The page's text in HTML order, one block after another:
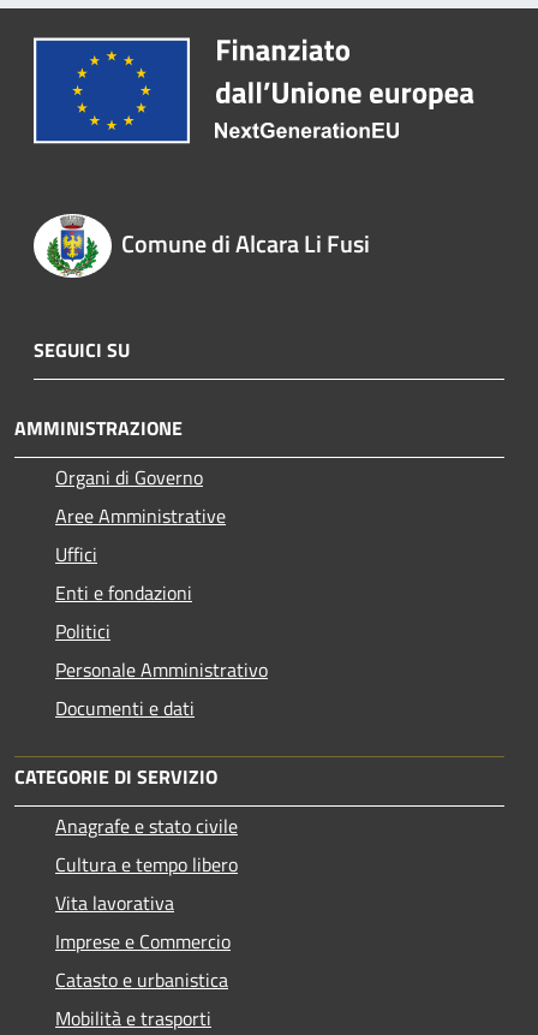
Comune di Alcara Li Fusi
SEGUICI SU
AMMINISTRAZIONE
Organi di Governo
Aree Amministrative
Uffici
Enti e fondazioni
Politici
Personale Amministrativo
Documenti e dati
CATEGORIE DI SERVIZIO
Anagrafe e stato civile
Cultura e tempo libero
Vita lavorativa
Imprese e Commercio
Catasto e urbanistica
Mobilità e trasporti